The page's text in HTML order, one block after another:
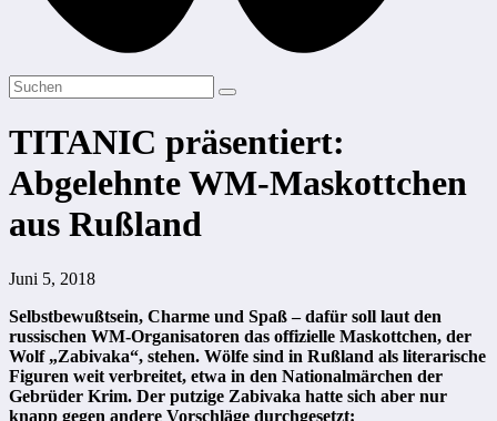
TITANIC präsentiert:
Abgelehnte WM-Maskottchen
aus Rußland
Juni 5, 2018
Selbstbewußtsein, Charme und Spaß – dafür soll laut den
russischen WM-Organisatoren das offizielle Maskottchen, der
Wolf „Zabivaka“, stehen. Wölfe sind in Rußland als literarische
Figuren weit verbreitet, etwa in den Nationalmärchen der
Gebrüder Krim. Der putzige Zabivaka hatte sich aber nur
knapp gegen andere Vorschläge durchgesetzt: